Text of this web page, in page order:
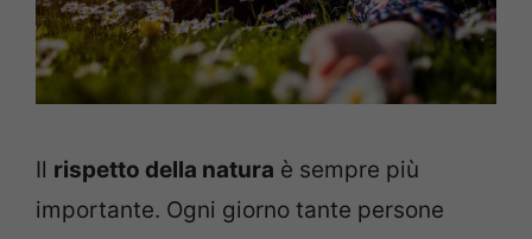
Il rispetto della natura è sempre più
importante. Ogni giorno tante persone